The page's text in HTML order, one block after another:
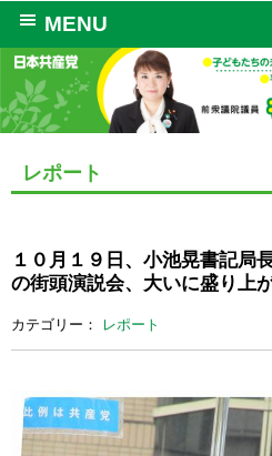
MENU
レポート
１０月１９日、小池晃書記局
の街頭演説会、大いに盛り上
カテゴリー： レポート